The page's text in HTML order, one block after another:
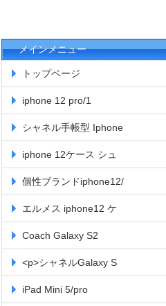
メインメニュー
トップページ
iphone 12 pro/1
シャネル手帳型 Iphone
iphone 12ケース シュ
個性ブランドiphone12/
エルメス iphone12 ケ
Coach Galaxy S2
<p>シャネルGalaxy S
iPad Mini 5/pro